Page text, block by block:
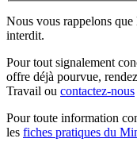
Nous vous rappelons
interdit.
Pour tout signalement
offre déjà pourvue,
Travail ou contactez-nous
Pour toute information
les fiches pratiques du